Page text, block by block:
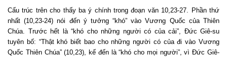
Cấu trúc trên cho thấy ba ý chính trong đoạn văn 10,23-27. Phần thứ
nhất (10,23-24) nói đến ý tưởng “khó” vào Vương Quốc của Thiên
Chúa. Trước hết là “khó cho những người có của cải”, Đức Giê-su
tuyên bố: “Thật khó biết bao cho những người có của đi vào Vương
Quốc Thiên Chúa” (10,23), kế đến là “khó cho mọi người”, vì Đức Giê-